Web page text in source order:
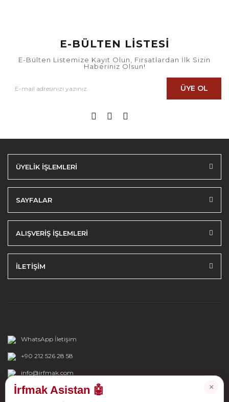
E-BÜLTEN LİSTESİ
E-Bülten Listemize Kayıt Olun, Fırsatlardan İlk Sizin
Haberiniz Olsun!
ÜYE OL
ÜYELİK İŞLEMLERİ
SAYFALAR
ALIŞVERİŞ İŞLEMLERİ
İLETİŞİM
WhatsApp İletişim
+90 212 526 28 58
info@irfmak.com
×
İrfmak Asistan 🤖